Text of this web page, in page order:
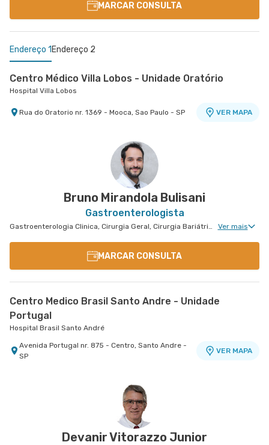
MARCAR CONSULTA
Endereço 1 Endereço 2
Centro Médico Villa Lobos - Unidade Oratório
Hospital Villa Lobos
Rua do Oratorio nr. 1369 - Mooca, Sao Paulo - SP VER MAPA
Avenida Tiradentes nr. 1803 Centro Medico 10°
Andar - Jardim Guarulhos, Guarulhos - SP
Bruno Mirandola Bulisani
Gastroenterologista
Gastroenterologia Clinica, Cirurgia Geral, Cirurgia Bariátrica, Cirurgia do Aparelho Digestivo, Cirurgia Oncológica do Aparelho Digestivo Ver mais
MARCAR CONSULTA
Centro Medico Brasil Santo Andre - Unidade
Portugal
Hospital Brasil Santo André
Avenida Portugal nr. 875 - Centro, Santo Andre -
SP
VER MAPA
Devanir Vitorazzo Junior